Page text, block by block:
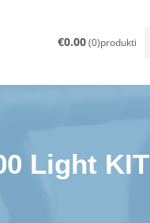
€0.00(0)produkti
Light KIT